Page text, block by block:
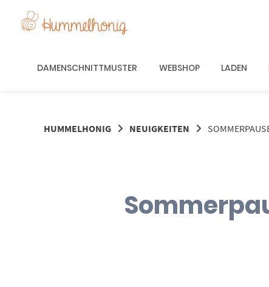
DAMENSCHNITTMUSTER WEBSHOP LADEN
HUMMELHONIG NEUIGKEITEN